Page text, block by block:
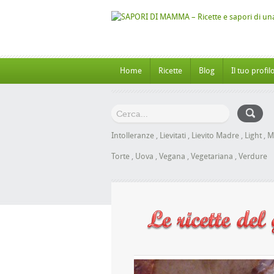
Home Ricette Blog Il tuo profilo
Intolleranze , Lievitati , Lievito Madre , Light ,
Torte , Uova , Vegana , Vegetariana , Verdure
al Miele senza